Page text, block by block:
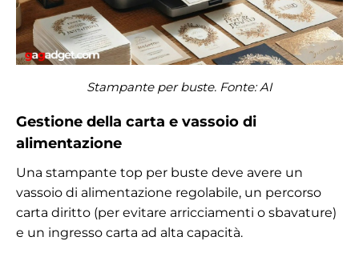
Stampante per buste. Fonte: AI
Gestione della carta e vassoio di
alimentazione
Una stampante top per buste deve avere un
vassoio di alimentazione regolabile, un percorso
carta diritto (per evitare arricciamenti o sbavature)
e un ingresso carta ad alta capacità.